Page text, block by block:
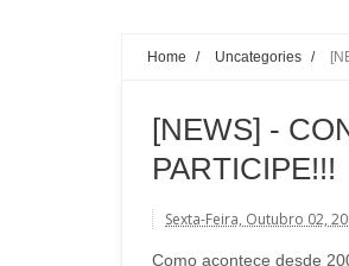
Home / Uncategories /
[NEWS] -
PARTICIPE!!!
Sexta-Feira, Outubro 02,
Como acontece desde